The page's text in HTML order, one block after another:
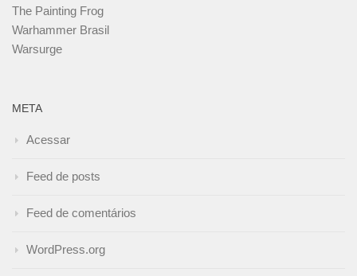
The Painting Frog
Warhammer Brasil
Warsurge
META
Acessar
Feed de posts
Feed de comentários
WordPress.org